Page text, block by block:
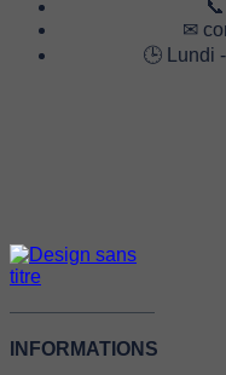
✉
🕒 Lundi
INFORMATIONS